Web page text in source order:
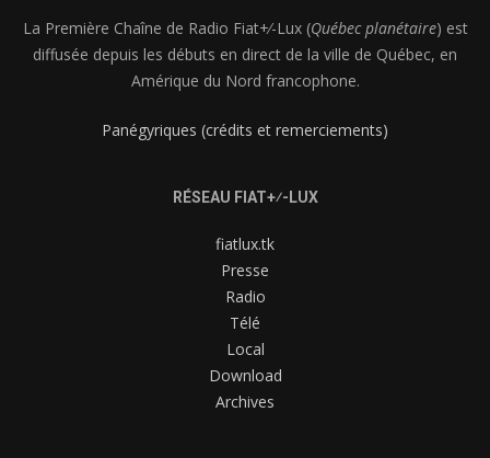
La Première Chaîne de Radio Fiat+⁄-Lux (Québec planétaire) est
diffusée depuis les débuts en direct de la ville de Québec, en
Amérique du Nord francophone.
Panégyriques (crédits et remerciements)
RÉSEAU FIAT+⁄-LUX
fiatlux.tk
Presse
Radio
Télé
Local
Download
Archives